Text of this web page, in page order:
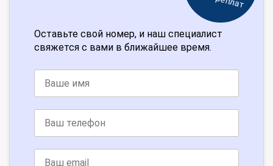
Оставьте свой номер, и наш специалист
свяжется с вами в ближайшее время.